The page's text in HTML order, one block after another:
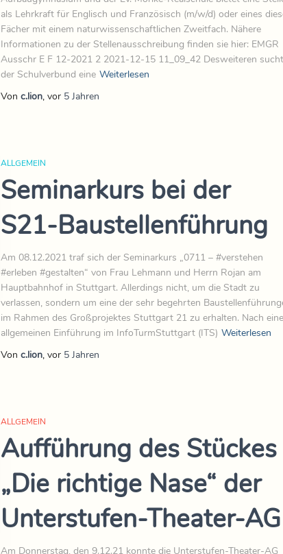
als Lehrkraft für Englisch und Französisch (m/w/d) oder eines
Fächer mit einem naturwissenschaftlichen Zweitfach. Nähere
Informationen zu der Stellenausschreibung finden sie hier: EMGR
Ausschr E F 12-2021 2 2021-12-15 11_09_42 Desweiteren sucht
der Schulverbund eine Weiterlesen
Von c.lion, vor 5 Jahren
ALLGEMEIN
Seminarkurs bei der
S21-Baustellenführung
Am 08.12.2021 traf sich der Seminarkurs „0711 – #verstehen
#erleben #gestalten“ von Frau Lehmann und Herrn Rojan am
Hauptbahnhof in Stuttgart. Allerdings nicht, um die Stadt zu
verlassen, sondern um eine der sehr begehrten
im Rahmen des Großprojektes Stuttgart 21 zu erhalten. Nach
allgemeinen Einführung im InfoTurmStuttgart (ITS) Weiterlesen
Von c.lion, vor 5 Jahren
ALLGEMEIN
Aufführung des Stückes
„Die richtige Nase“ der
Unterstufen-Theater-AG
Am Donnerstag, den 9.12.21 konnte die Unterstufen-Theater-AG